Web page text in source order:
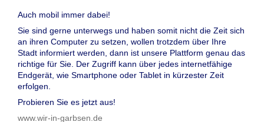
Auch mobil immer dabei!
Sie sind gerne unterwegs und haben somit nicht die Zeit sich
an ihren Computer zu setzen, wollen trotzdem über Ihre
Stadt informiert werden, dann ist unsere Plattform genau das
richtige für Sie. Der Zugriff kann über jedes internetfähige
Endgerät, wie Smartphone oder Tablet in kürzester Zeit
erfolgen.
Probieren Sie es jetzt aus!
www.wir-in-garbsen.de